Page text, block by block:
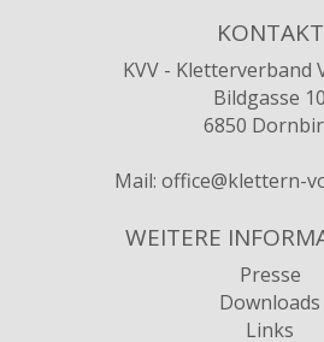
KONTAKT
KVV - Kletterverband
Bildgasse 10
6850
Mail: office@klettern-
WEITERE
Presse
Downloads
Links